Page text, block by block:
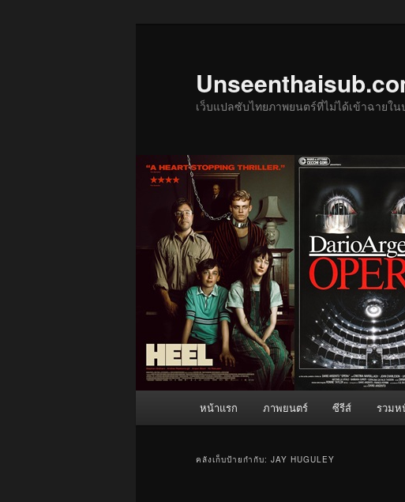
เว็บแปลซับไทยภาพยนตร์ที่ไม่ได้เข้าฉายใน
หน้าแรก ภาพยนตร์ ซีรีส์ รวมห
คลังเก็บป้ายกำกับ: JAY HUGULEY